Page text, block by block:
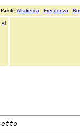
Parole: Alfabetica - Frequenza -
»]